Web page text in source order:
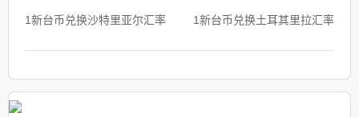
1新台币兑换沙特里亚尔汇率 1新台币兑换土耳其里拉汇率